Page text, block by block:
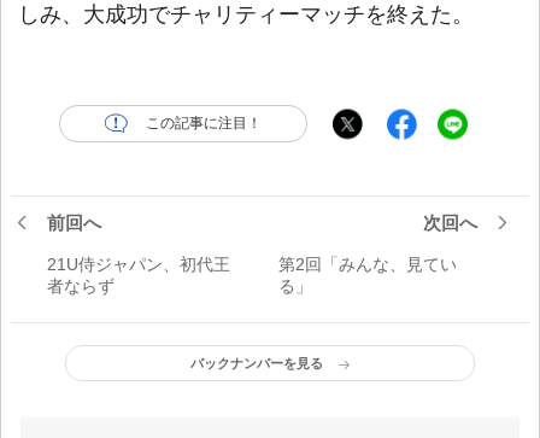
しみ、大成功でチャリティーマッチを終えた。
この記事に注目！
前回へ
21U侍ジャパン、初代王
者ならず
次回へ
第2回「みんな、見てい
る」
バックナンバーを見る